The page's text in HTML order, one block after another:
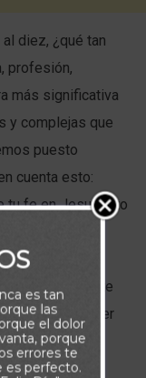
diez, ¿qué tan
profesión,
más significativa
y complejas que
puesto
cuenta esto:
tu fe en Jesucristo
Él”. La palabra
como
En Cristo no te
para ser
es tan
las
el dolor
porque
errores te
es perfecto.